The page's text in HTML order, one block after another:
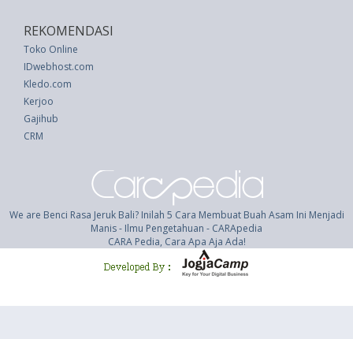
REKOMENDASI
Toko Online
IDwebhost.com
Kledo.com
Kerjoo
Gajihub
CRM
We are Benci Rasa Jeruk Bali? Inilah 5 Cara Membuat Buah Asam Ini Menjadi
Manis - Ilmu Pengetahuan - CARApedia
CARA Pedia, Cara Apa Aja Ada!